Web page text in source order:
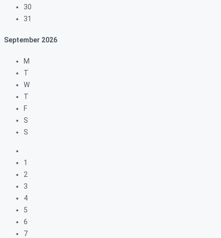
30
31
September 2026
M
T
W
T
F
S
S
1
2
3
4
5
6
7